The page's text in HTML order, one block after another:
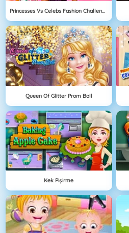
Princesses Vs Celebs Fashion Challenge
Queen Of Glitter Prom Ball
Kek Pişirme